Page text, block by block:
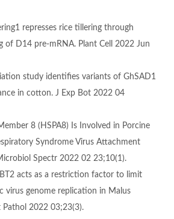
represses rice tillering through
of D14 pre-mRNA. Plant Cell 2022 Jun
study identifies variants of GhSAD1
in cotton. J Exp Bot 2022 04
8 (HSPA8) Is Involved in Porcine
Syndrome Virus Attachment
Spectr 2022 02 23;10(1).
acts as a restriction factor to limit
virus genome replication in Malus
2022 03;23(3).